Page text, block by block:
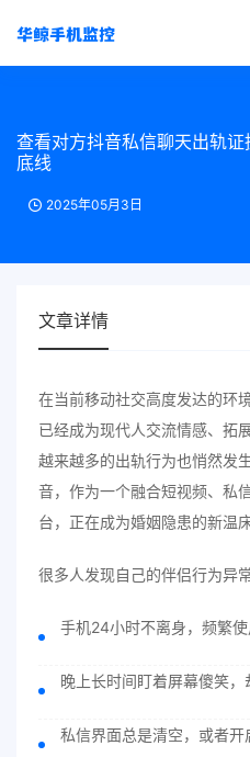
查看对方抖音私信聊天出轨
底线
2025年05月3日
文章详情
在当前移动社交高度发达的环
已经成为现代人交流情感、拓
越来越多的出轨行为也悄然发
音，作为一个融合短视频、私
台，正在成为婚姻隐患的新温床
很多人发现自己的伴侣行为异
手机24小时不离身，频繁
晚上长时间盯着屏幕傻笑
私信界面总是清空，或者开